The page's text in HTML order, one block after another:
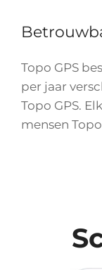
Topo GPS
per jaar
Topo GPS.
mensen